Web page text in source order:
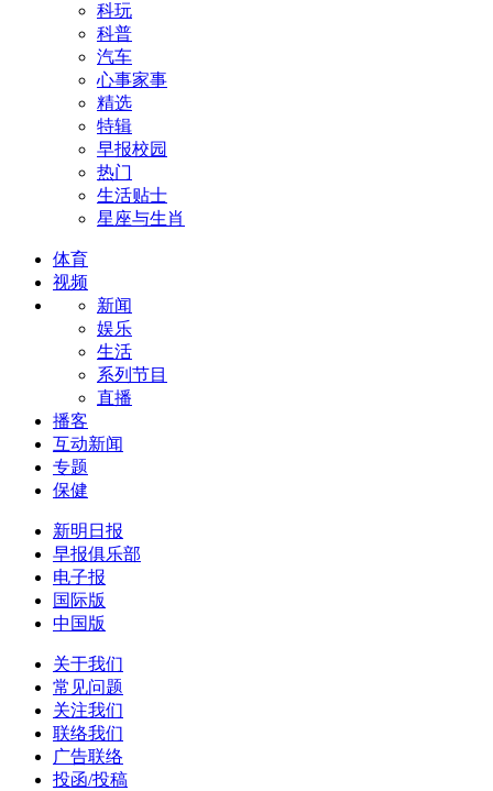
科玩
科普
汽车
心事家事
精选
特辑
早报校园
热门
生活贴士
星座与生肖
体育
视频
新闻
娱乐
生活
系列节目
直播
播客
互动新闻
专题
保健
新明日报
早报俱乐部
电子报
国际版
中国版
关于我们
常见问题
关注我们
联络我们
广告联络
投函/投稿